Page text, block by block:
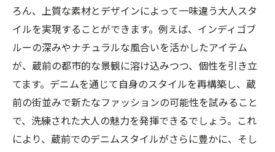
ろん、上質な素材とデザインによって一味違う大人スタ
イルを実現することができます。例えば、インディゴブ
ルーの深みやナチュラルな風合いを活かしたアイテム
が、蔵前の都市的な景観に溶け込みつつ、個性を引き立
てます。デニムを通じて自身のスタイルを再構築し、蔵
前の街並みで新たなファッションの可能性を試みること
で、洗練された大人の魅力を発揮できるでしょう。これ
により、蔵前でのデニムスタイルがさらに豊かに、そし